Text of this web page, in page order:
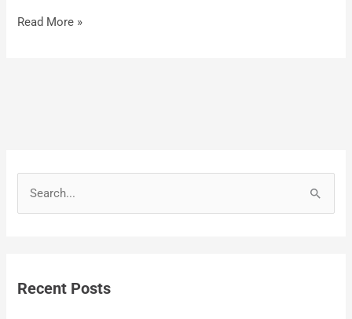
Read More »
c
Recent Posts